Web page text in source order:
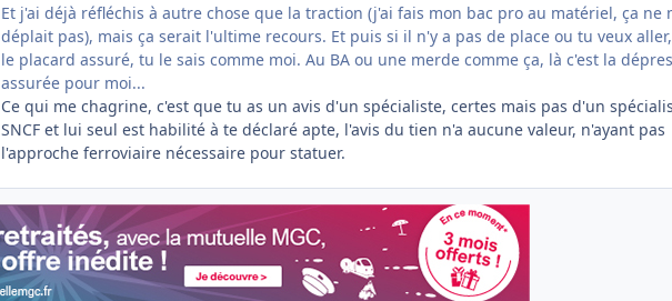
Et j'ai déjà réfléchis à autre chose que la traction (j'ai fais mon bac pro au matériel, ça ne
déplait pas), mais ça serait l'ultime recours. Et puis si il n'y a pas de place ou tu veux
le placard assuré, tu le sais comme moi. Au BA ou une merde comme ça, là c'est la
assurée pour moi...
Ce qui me chagrine, c'est que tu as un avis d'un spécialiste, certes mais pas d'un
SNCF et lui seul est habilité à te déclaré apte, l'avis du tien n'a aucune valeur, n'ayant pas
l'approche ferroviaire nécessaire pour statuer.